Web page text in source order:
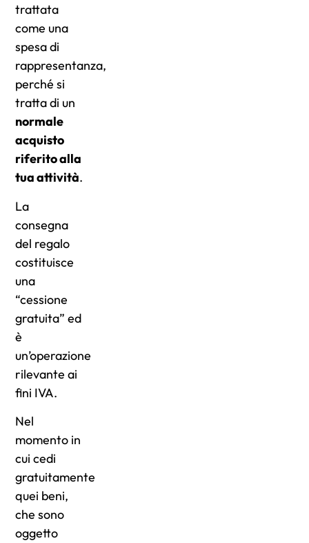
trattata
come una
spesa di
rappresentanza,
perché si
tratta di un
normale
acquisto
riferito alla
tua attività.
La
consegna
del regalo
costituisce
una
“cessione
gratuita” ed
è
un’operazione
rilevante ai
fini IVA.
Nel
momento in
cui cedi
gratuitamente
quei beni,
che sono
oggetto